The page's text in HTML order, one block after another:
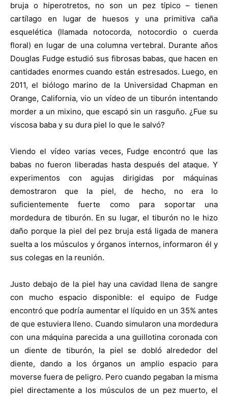
bruja o hiperotretos, no son un pez típico – tienen
cartílago en lugar de huesos y una primitiva caña
esquelética (llamada notocorda, notocordio o cuerda
floral) en lugar de una columna vertebral. Durante años
Douglas Fudge estudió sus fibrosas babas, que hacen en
cantidades enormes cuando están estresados. Luego, en
2011, el biólogo marino de la Universidad Chapman en
Orange, California, vio un vídeo de un tiburón intentando
morder a un mixino, que escapó sin un rasguño. ¿Fue su
viscosa baba y su dura piel lo que le salvó?
Viendo el vídeo varias veces, Fudge encontró que las
babas no fueron liberadas hasta después del ataque. Y
experimentos con agujas dirigidas por máquinas
demostraron que la piel, de hecho, no era lo
suficientemente fuerte como para soportar una
mordedura de tiburón. En su lugar, el tiburón no le hizo
daño porque la piel del pez bruja está ligada de manera
suelta a los músculos y órganos internos, informaron él y
sus colegas en la reunión.
Justo debajo de la piel hay una cavidad llena de sangre
con mucho espacio disponible: el equipo de Fudge
encontró que podría aumentar el líquido en un 35% antes
de que estuviera lleno. Cuando simularon una mordedura
con una máquina parecida a una guillotina coronada con
un diente de tiburón, la piel se dobló alrededor del
diente, dando a los órganos un amplio espacio para
moverse fuera de peligro. Pero cuando pegaban la misma
piel directamente a los músculos de un pez muerto, el